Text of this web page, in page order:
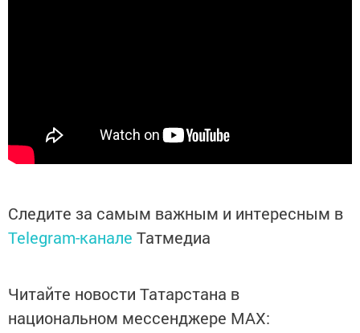
Следите за самым важным и интересным в
Telegram-канале Татмедиа
Читайте новости Татарстана в
национальном мессенджере MАХ: